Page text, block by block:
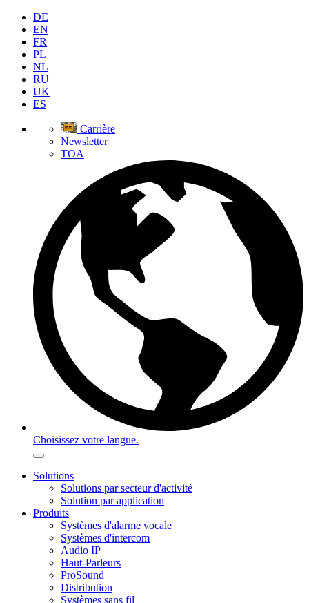
DE
EN
FR
PL
NL
RU
UK
ES
Carrière
Newsletter
TOA
Choisissez votre langue.
Solutions
Solutions par secteur d'activité
Solution par application
Produits
Systèmes d'alarme vocale
Systèmes d'intercom
Audio IP
Haut-Parleurs
ProSound
Distribution
Systèmes sans fil